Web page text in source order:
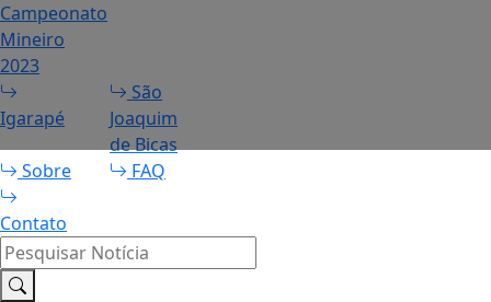
Campeonato
Mineiro
2023
Igarapé
São
Joaquim
de Bicas
Sobre
FAQ
Contato
Pesquisar Notícia